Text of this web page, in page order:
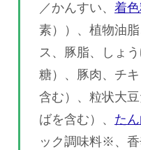
／かんすい、 着
素））、植物油
ス、豚脂、しょ
糖）、豚肉、チ
含む）、粒状大
ばを含む）、 た
ック調味料※、香